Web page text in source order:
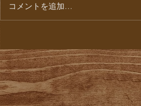
コメントを追加…